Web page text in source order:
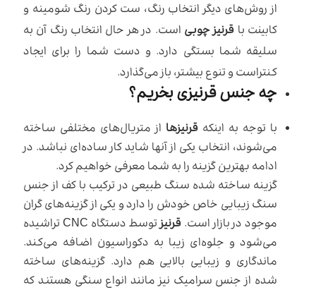
از روش‌های دیگر انتخاب رنگ، ست کردن رنگ شومینه و
کابینت با قرنیز چوبی است. در هر حال انتخاب رنگ آن به
سلیقه شما بستگی دارد. و دست شما را برای ایجاد
کنتراست و تنوع بیشتر، باز می‌گذارد.
چه جنس قرنیزی بخریم؟
با توجه به اینکه قرنیزها از متریال‌های مختلفی ساخته
می‌شوند، انتخاب یکی از آنها شاید کار ساده‌ای نباشد. در
ادامه بهترین گزینه را به شما معرفی خواهیم کرد.
گزینه ساخته شده سنگ طبیعی در ترکیب با کف از جنس
سنگ زیبایی خاص خودش را دارد و یکی از گزینه‌های گران
موجود در بازار است.قرنیز
توسط دستگاه CNC تراشیده
می‌شود و جلوه‌ای زیبا به دکوراسیون اضافه می‌کند.
ماندگاری و زیبایی بالایی هم دارد. گزینه‌های ساخته
شده از جنس سرامیک نیز مانند انواع سنگی هستند که